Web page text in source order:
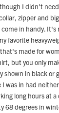
I didn't
zipper and
in handy. It's
favorite
made for
but you only
shown in black or
was in had
long hours at a
68 degrees in